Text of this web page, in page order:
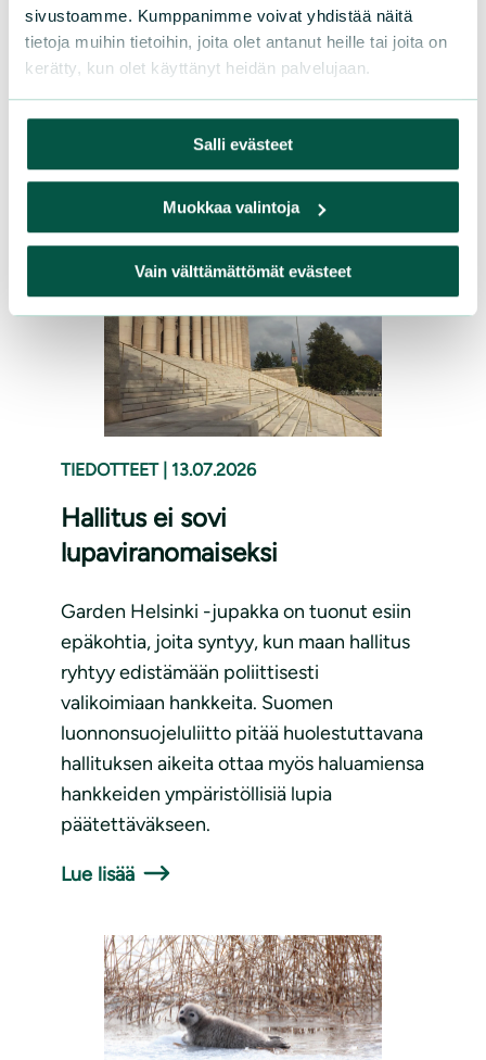
sivustoamme. Kumppanimme voivat yhdistää näitä
tietoja muihin tietoihin, joita olet antanut heille tai joita on
kerätty, kun olet käyttänyt heidän palvelujaan.
Salli evästeet
Muokkaa valintoja
Vain välttämättömät evästeet
lahjoittamalla Sarasuon
ennallistamistyöhön. Ennallistamisen
saaneet kaipaamaansa elintilaa.
Lue lisää
TIEDOTTEET 13.07.2026
Hallitus ei sovi
lupaviranomaiseksi
Garden Helsinki -jupakka on tuonut esiin
epäkohtia, joita syntyy, kun maan hallitus
ryhtyy edistämään poliittisesti
valikoimiaan hankkeita. Suomen
luonnonsuojeluliitto pitää huolestuttavana
hallituksen aikeita ottaa myös haluamiensa
hankkeiden ympäristöllisiä lupia
päätettäväkseen.
Lue lisää